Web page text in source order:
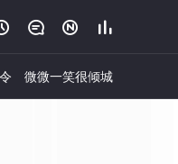
  
微微一笑很倾城